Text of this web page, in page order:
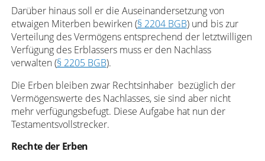
Darüber hinaus soll er die Auseinandersetzung von
etwaigen Miterben bewirken (§ 2204 BGB) und bis zur
Verteilung des Vermögens entsprechend der letztwilligen
Verfügung des Erblassers muss er den Nachlass
verwalten (§ 2205 BGB).
Die Erben bleiben zwar Rechtsinhaber bezüglich der
Vermögenswerte des Nachlasses, sie sind aber nicht
mehr verfügungsbefugt. Diese Aufgabe hat nun der
Testamentsvollstrecker.
Rechte der Erben